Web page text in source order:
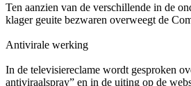
Ten aanzien van de verschillende in de
klager geuite bezwaren overweegt de
Antivirale werking
In de televisiereclame wordt gesproken
antiviraalspray” en in de uiting op de